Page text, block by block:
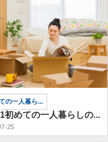
の一人暮ら...
初めての一人暮らしの...
25